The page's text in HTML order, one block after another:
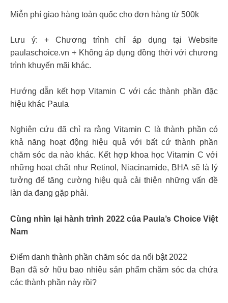
Miễn phí giao hàng toàn quốc cho đơn hàng từ 500k
Lưu ý: + Chương trình chỉ áp dụng tại Website
paulaschoice.vn + Không áp dụng đồng thời với chương
trình khuyến mãi khác.
Hướng dẫn kết hợp Vitamin C với các thành phần đặc
hiệu khác Paula
Nghiên cứu đã chỉ ra rằng Vitamin C là thành phần có
khả năng hoạt động hiệu quả với bất cứ thành phần
chăm sóc da nào khác. Kết hợp khoa học Vitamin C với
những hoạt chất như Retinol, Niacinamide, BHA sẽ là lý
tưởng để tăng cường hiệu quả cải thiện những vấn đề
làn da đang gặp phải.
Cùng nhìn lại hành trình 2022 của Paula’s Choice Việt
Nam
Điểm danh thành phần chăm sóc da nổi bật 2022
Bạn đã sở hữu bao nhiêu sản phẩm chăm sóc da chứa
các thành phần này rồi?